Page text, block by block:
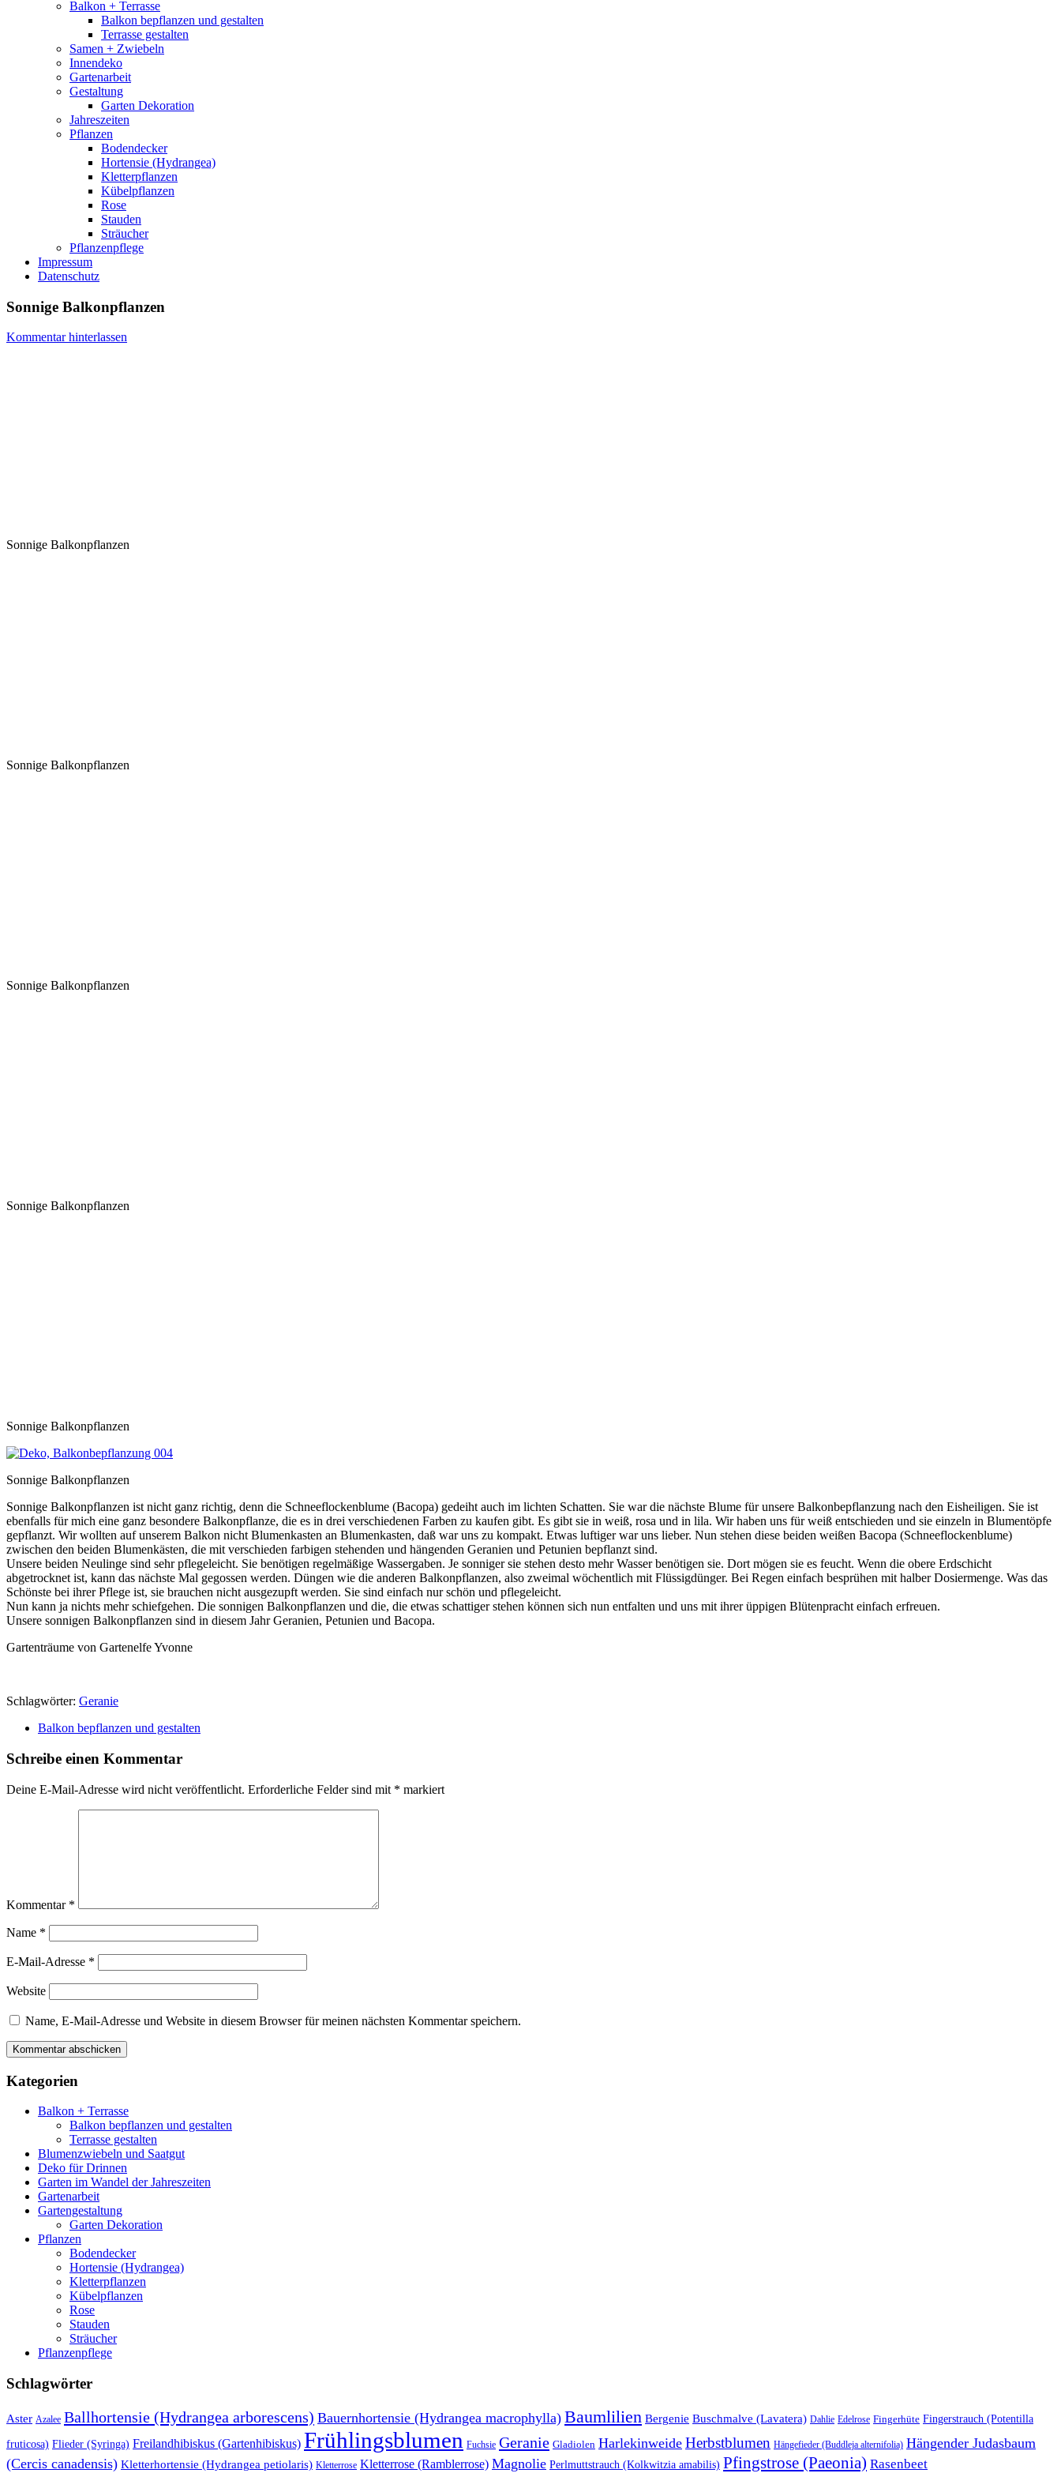
Balkon + Terrasse
Balkon bepflanzen und gestalten
Terrasse gestalten
Samen + Zwiebeln
Innendeko
Gartenarbeit
Gestaltung
Garten Dekoration
Jahreszeiten
Pflanzen
Bodendecker
Hortensie (Hydrangea)
Kletterpflanzen
Kübelpflanzen
Rose
Stauden
Sträucher
Pflanzenpflege
Impressum
Datenschutz
Sonnige Balkonpflanzen
Kommentar hinterlassen
Sonnige Balkonpflanzen
Sonnige Balkonpflanzen
Sonnige Balkonpflanzen
Sonnige Balkonpflanzen
Sonnige Balkonpflanzen
Sonnige Balkonpflanzen
Sonnige Balkonpflanzen ist nicht ganz richtig, denn die Schneeflockenblume (Bacopa) gedeiht auch im lichten Schatten. Sie war die nächste Blume für unsere Balkonbepflanzung nach den Eisheiligen. Sie ist
ebenfalls für mich eine ganz besondere Balkonpflanze, die es in drei verschiedenen Farben zu kaufen gibt. Es gibt sie in weiß, rosa und in lila. Wir haben uns für weiß entschieden und sie einzeln in Blumentöpfe
gepflanzt. Wir wollten auf unserem Balkon nicht Blumenkasten an Blumenkasten, daß war uns zu kompakt. Etwas luftiger war uns lieber. Nun stehen diese beiden weißen Bacopa (Schneeflockenblume)
zwischen den beiden Blumenkästen, die mit verschieden farbigen stehenden und hängenden Geranien und Petunien bepflanzt sind.
Unsere beiden Neulinge sind sehr pflegeleicht. Sie benötigen regelmäßige Wassergaben. Je sonniger sie stehen desto mehr Wasser benötigen sie. Dort mögen sie es feucht. Wenn die obere Erdschicht
abgetrocknet ist, kann das nächste Mal gegossen werden. Düngen wie die anderen Balkonpflanzen, also zweimal wöchentlich mit Flüssigdünger. Bei Regen einfach besprühen mit halber Dosiermenge. Was das
Schönste bei ihrer Pflege ist, sie brauchen nicht ausgezupft werden. Sie sind einfach nur schön und pflegeleicht.
Nun kann ja nichts mehr schiefgehen. Die sonnigen Balkonpflanzen und die, die etwas schattiger stehen können sich nun entfalten und uns mit ihrer üppigen Blütenpracht einfach erfreuen.
Unsere sonnigen Balkonpflanzen sind in diesem Jahr Geranien, Petunien und Bacopa.
Gartenträume von Gartenelfe Yvonne
Schlagwörter: Geranie
Balkon bepflanzen und gestalten
Schreibe einen Kommentar
Deine E-Mail-Adresse wird nicht veröffentlicht. Erforderliche Felder sind mit * markiert
Kommentar *
Name *
E-Mail-Adresse *
Website
Name, E-Mail-Adresse und Website in diesem Browser für meinen nächsten Kommentar speichern.
Kategorien
Balkon + Terrasse
Balkon bepflanzen und gestalten
Terrasse gestalten
Blumenzwiebeln und Saatgut
Deko für Drinnen
Garten im Wandel der Jahreszeiten
Gartenarbeit
Gartengestaltung
Garten Dekoration
Pflanzen
Bodendecker
Hortensie (Hydrangea)
Kletterpflanzen
Kübelpflanzen
Rose
Stauden
Sträucher
Pflanzenpflege
Schlagwörter
Aster Azalee Ballhortensie (Hydrangea arborescens) Bauernhortensie (Hydrangea macrophylla) Baumlilien Bergenie Buschmalve (Lavatera) Dahlie Edelrose Fingerhüte Fingerstrauch (Potentilla
fruticosa) Flieder (Syringa) Freilandhibiskus (Gartenhibiskus) Frühlingsblumen Fuchsie Geranie Gladiolen Harlekinweide Herbstblumen Hängefieder (Buddleja alternifolia) Hängender Judasbaum
(Cercis canadensis) Kletterhortensie (Hydrangea petiolaris) Kletterrose Kletterrose (Ramblerrose) Magnolie Perlmuttstrauch (Kolkwitzia amabilis) Pfingstrose (Paeonia) Rasenbeet